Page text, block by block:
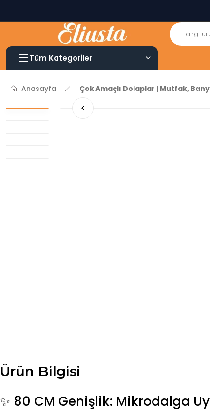
Tüm Kategoriler
Anasayfa Çok Amaçlı Dolaplar | Mutfak,
Ürün Bilgisi
✨ 80 CM Genişlik: Mikrodalga